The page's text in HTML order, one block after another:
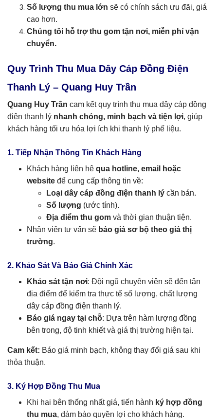
Số lượng thu mua lớn sẽ có chính sách ưu đãi, giá
cao hơn.
Chúng tôi hỗ trợ thu gom tận nơi, miễn phí vận
chuyển.
Quy Trình Thu Mua Dây Cáp Đồng Điện
Thanh Lý – Quang Huy Trần
Quang Huy Trần cam kết quy trình thu mua dây cáp đồng
điện thanh lý nhanh chóng, minh bạch và tiện lợi, giúp
khách hàng tối ưu hóa lợi ích khi thanh lý phế liệu.
1. Tiếp Nhận Thông Tin Khách Hàng
Khách hàng liên hệ qua hotline, email hoặc
website để cung cấp thông tin về:
Loại dây cáp đồng điện thanh lý cần bán.
Số lượng (ước tính).
Địa điểm thu gom và thời gian thuận tiện.
Nhân viên tư vấn sẽ báo giá sơ bộ theo giá thị
trường.
2. Khảo Sát Và Báo Giá Chính Xác
Khảo sát tận nơi: Đội ngũ chuyên viên sẽ đến tận
địa điểm để kiểm tra thực tế số lượng, chất lượng
dây cáp đồng điện thanh lý.
Báo giá ngay tại chỗ: Dựa trên hàm lượng đồng
bên trong, độ tinh khiết và giá thị trường hiện tại.
Cam kết: Báo giá minh bạch, không thay đổi giá sau khi
thỏa thuận.
3. Ký Hợp Đồng Thu Mua
Khi hai bên thống nhất giá, tiến hành ký hợp đồng
thu mua, đảm bảo quyền lợi cho khách hàng.